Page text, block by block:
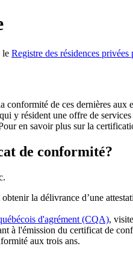
le Registre des résidences privées
de ces dernières
y résident une offre de
en savoir plus sur la
de conformité?
la délivrance d’une
d'agrément (CQA),
à l'émission du certificat de
aux trois ans.